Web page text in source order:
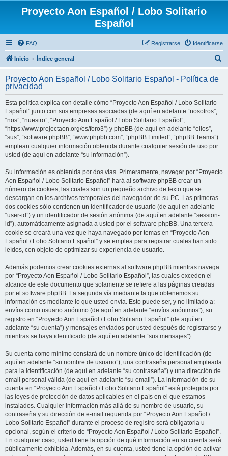
Proyecto Aon Español / Lobo Solitario
Español
FAQ Identificarse
Registrarse
Inicio Índice general
c
Proyecto Aon Español / Lobo Solitario Español - Política de
privacidad
Esta política explica con detalle cómo “Proyecto Aon Español / Lobo Solitario
Español” junto con sus empresas asociadas (de aquí en adelante “nosotros”,
“nos”, “nuestro”, “Proyecto Aon Español / Lobo Solitario Español”,
“https://www.projectaon.org/es/foro3”) y phpBB (de aquí en adelante “ellos”,
“sus”, “software phpBB”, “www.phpbb.com”, “phpBB Limited”, “phpBB Teams”)
emplean cualquier información obtenida durante cualquier sesión de uso por
usted (de aquí en adelante “su información”).
Su información es obtenida por dos vías. Primeramente, navegar por “Proyecto
Aon Español / Lobo Solitario Español” hará al software phpBB crear un
número de cookies, las cuales son un pequeño archivo de texto que se
descargan en los archivos temporales del navegador de su PC. Las primeras
dos cookies sólo contienen un identificador de usuario (de aquí en adelante
“user-id”) y un identificador de sesión anónima (de aquí en adelante “session-
id”), automáticamente asignada a usted por el software phpBB. Una tercera
cookie se creará una vez que haya navegado por temas en “Proyecto Aon
Español / Lobo Solitario Español” y se emplea para registrar cuales han sido
leídos, con objeto de optimizar su experiencia de usuario.
Además podemos crear cookies externas al software phpBB mientras navega
por “Proyecto Aon Español / Lobo Solitario Español”, las cuales exceden el
alcance de este documento que solamente se refiere a las páginas creadas
por el software phpBB. La segunda vía mediante la que obtenemos su
información es mediante lo que usted envía. Esto puede ser, y no limitado a:
envíos como usuario anónimo (de aquí en adelante “envíos anónimos”), su
registro en “Proyecto Aon Español / Lobo Solitario Español” (de aquí en
adelante “su cuenta”) y mensajes enviados por usted después de registrarse y
mientras se haya identificado (de aquí en adelante “sus mensajes”).
Su cuenta como mínimo constará de un nombre único de identificación (de
aquí en adelante “su nombre de usuario”), una contraseña personal empleada
para la identificación (de aquí en adelante “su contraseña”) y una dirección de
email personal válida (de aquí en adelante “su email”). La información de su
cuenta en “Proyecto Aon Español / Lobo Solitario Español” está protegida por
las leyes de protección de datos aplicables en el país en el que estamos
instalados. Cualquier información más allá de su nombre de usuario, su
contraseña y su dirección de e-mail requerida por “Proyecto Aon Español /
Lobo Solitario Español” durante el proceso de registro será obligatoria u
opcional, según el criterio de “Proyecto Aon Español / Lobo Solitario Español”.
En cualquier caso, usted tiene la opción de qué información en su cuenta será
públicamente exhibida. Además, en su cuenta, usted tiene la opción de activar